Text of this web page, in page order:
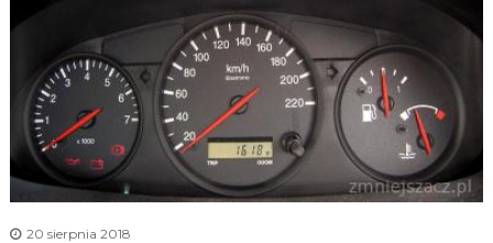
n
h
p
o
w
y
y
h
n
ą20 sierpnia 2018